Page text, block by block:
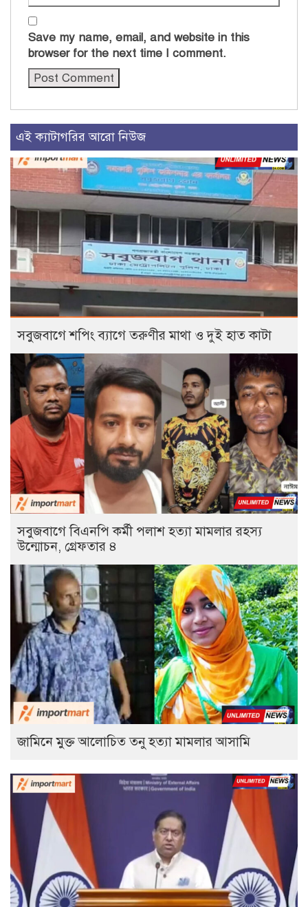
Save my name, email, and website in this
browser for the next time I comment.
এই ক্যাটাগরির আরো নিউজ
সবুজবাগে শপিং ব্যাগে তরুণীর মাথা ও দুই হাত কাটা
সবুজবাগে বিএনপি কর্মী পলাশ হত্যা মামলার রহস্য
উন্মোচন, গ্রেফতার ৪
জামিনে মুক্ত আলোচিত তনু হত্যা মামলার আসামি